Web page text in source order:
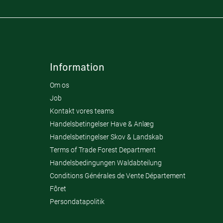
Information
Om os
Job
Kontakt vores teams
Handelsbetingelser Have & Anlæg
Handelsbetingelser Skov & Landskab
Terms of Trade Forest Department
Handelsbedingungen Waldabteilung
Conditions Générales de Vente Département
Fôret
Persondatapolitik